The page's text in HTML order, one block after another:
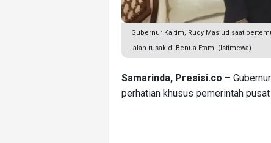
Gubernur Kaltim, Rudy Mas’ud saat
jalan rusak di Benua Etam. (Istimewa)
Samarinda, Presisi.co –
perhatian khusus pemerintah